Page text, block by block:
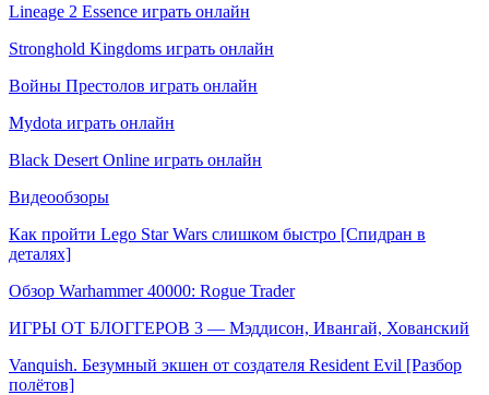
Lineage 2 Essence играть онлайн
Stronghold Kingdoms играть онлайн
Войны Престолов играть онлайн
Mydota играть онлайн
Black Desert Online играть онлайн
Видеообзоры
Как пройти Lego Star Wars слишком быстро [Спидран в
деталях]
Обзор Warhammer 40000: Rogue Trader
ИГРЫ ОТ БЛОГГЕРОВ 3 — Мэддисон, Ивангай, Хованский
Vanquish. Безумный экшен от создателя Resident Evil [Разбор
полётов]